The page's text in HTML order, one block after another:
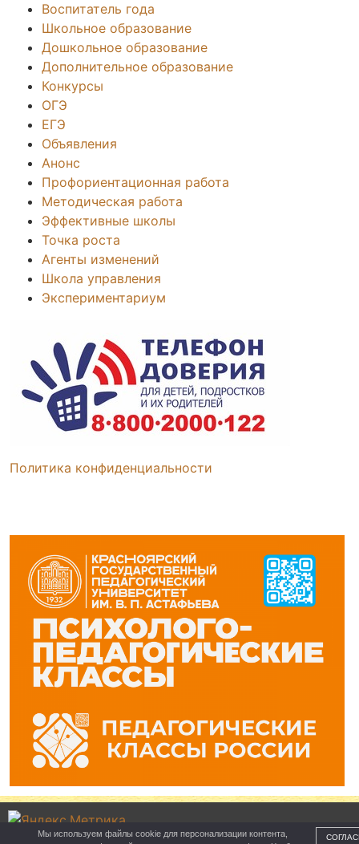
Воспитатель года
Школьное образование
Дошкольное образование
Дополнительное образование
Конкурсы
ОГЭ
ЕГЭ
Объявления
Анонс
Профориентационная работа
Методическая работа
Эффективные школы
Точка роста
Агенты изменений
Школа управления
Экспериментариум
Политика конфиденциальности
Мы используем файлы cookie для персонализации контента,